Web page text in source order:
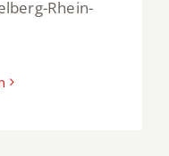
Rhein-